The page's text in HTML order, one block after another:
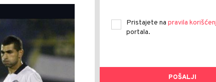
Pristajete na pravila
portala.
POŠALJI